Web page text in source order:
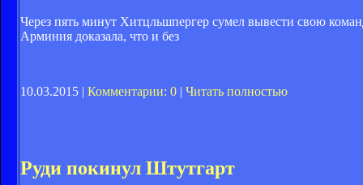
Через пять минут Хитцльшпергер сумел вывести свою
Арминия доказала, что и без
10.03.2015 | Комментарии: 0 | Читать полностью
Руди покинул Штутгарт